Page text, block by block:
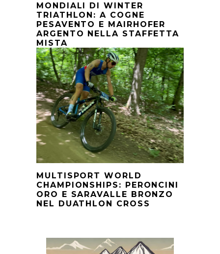
MONDIALI DI WINTER
TRIATHLON: A COGNE
PESAVENTO E MAIRHOFER
ARGENTO NELLA STAFFETTA
MISTA
MULTISPORT WORLD
CHAMPIONSHIPS: PERONCINI
ORO E SARAVALLE BRONZO
NEL DUATHLON CROSS